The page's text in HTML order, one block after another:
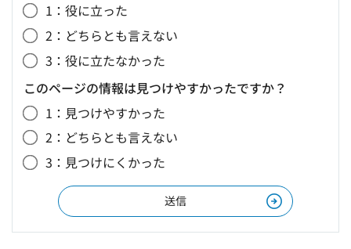
1：役に立った
2：どちらとも言えない
3：役に立たなかった
このページの情報は見つけやすかったですか？
1：見つけやすかった
2：どちらとも言えない
3：見つけにくかった